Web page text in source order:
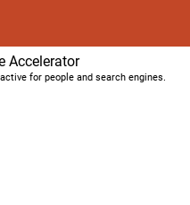
Accelerator
for people and search engines.